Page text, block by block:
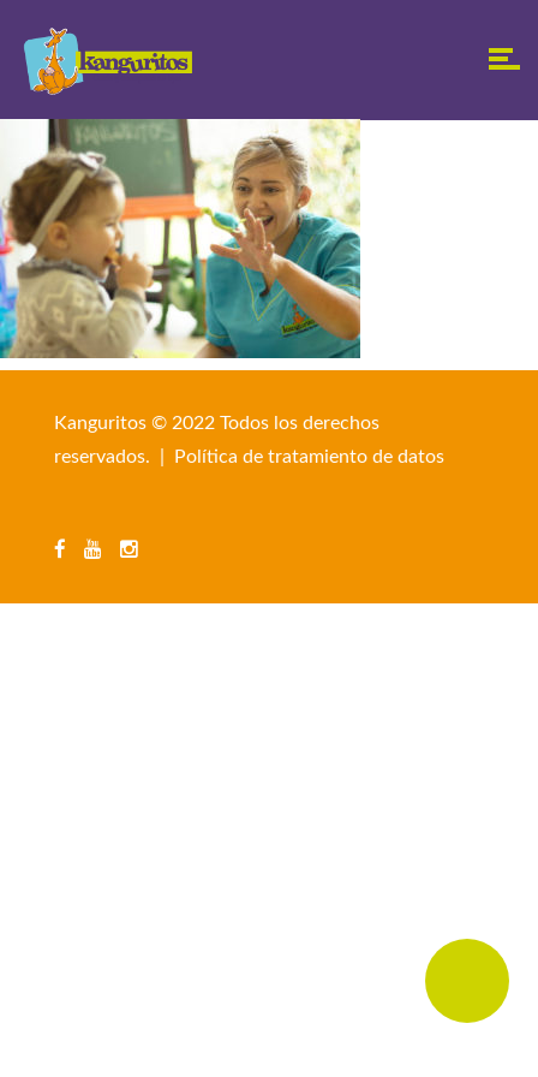
Kanguritos © 2022 Todos los derechos
reservados. |
Política de tratamiento de datos